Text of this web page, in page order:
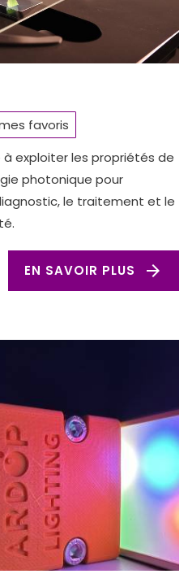
favoris
exploiter les propriétés de
photonique pour
le traitement et le
EN SAVOIR PLUS arrow_forward